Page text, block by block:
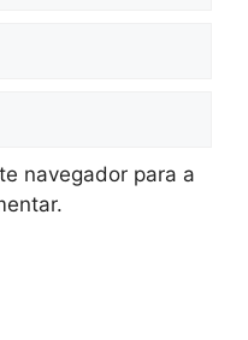
navegador para a